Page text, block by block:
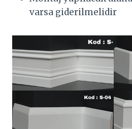
varsa giderilmelidir